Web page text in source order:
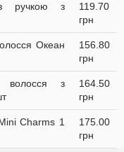
ручкою з
119.70
грн
Океан
156.80
грн
волосся з
164.50
грн
Сharms 1
175.00
грн